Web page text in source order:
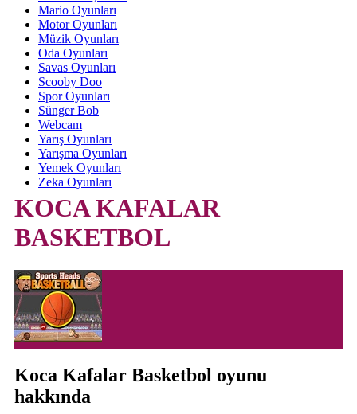
Mario Oyunları
Motor Oyunları
Müzik Oyunları
Oda Oyunları
Savas Oyunları
Scooby Doo
Spor Oyunları
Sünger Bob
Webcam
Yarış Oyunları
Yarışma Oyunları
Yemek Oyunları
Zeka Oyunları
KOCA KAFALAR
BASKETBOL
Koca Kafalar Basketbol oyunu
hakkında